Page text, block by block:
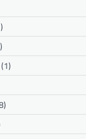
(1)